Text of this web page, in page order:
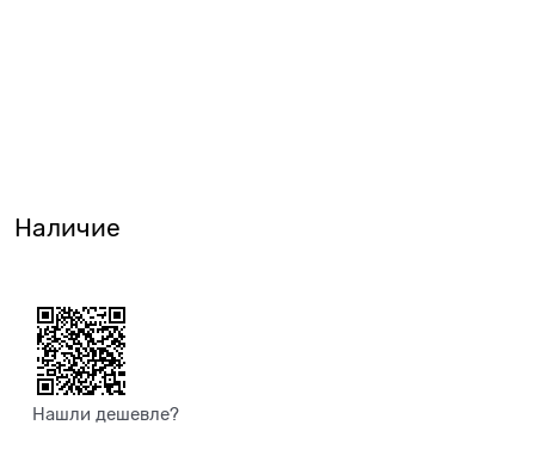
Наличие
Нашли дешевле?